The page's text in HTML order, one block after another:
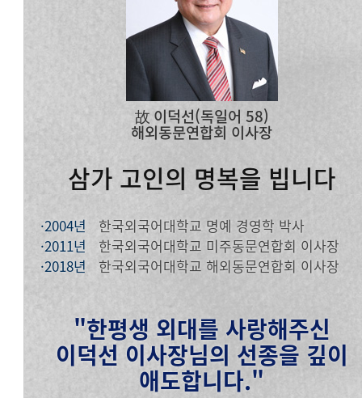
故 이덕선(독일어 58)
해외동문연합회 이사장
삼가 고인의 명복을 빕니다
·2004년
한국외국어대학교 명예 경영학 박사
·2011년
한국외국어대학교 미주동문연합회 이사장
·2018년
한국외국어대학교 해외동문연합회 이사장
"한평생 외대를 사랑해주신
이덕선 이사장님의 선종을 깊이
애도합니다."